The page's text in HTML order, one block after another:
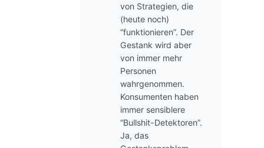
von Strategien, die
(heute noch)
“funktionieren”. Der
Gestank wird aber
von immer mehr
Personen
wahrgenommen.
Konsumenten haben
immer sensiblere
“Bullshit-Detektoren”.
Ja, das